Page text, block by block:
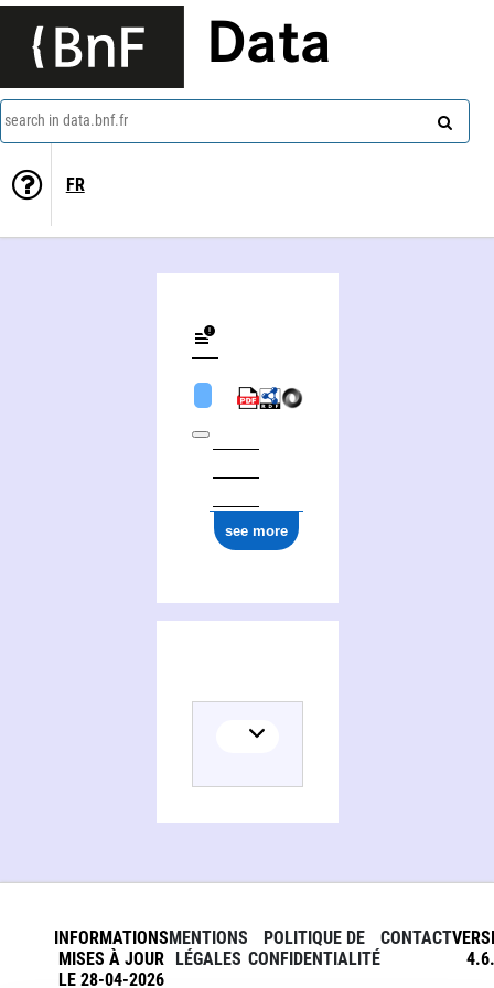
Data
search in data.bnf.fr
FR
see more
INFORMATIONS
MISES À JOUR
LE 28-04-2026
MENTIONS
LÉGALES
POLITIQUE DE
CONFIDENTIALITÉ
CONTACT